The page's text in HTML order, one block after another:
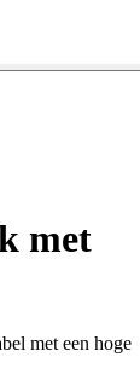
met
met een hoge